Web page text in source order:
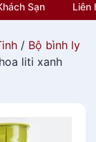
Sạn Liên
/ Bộ bình ly
liti xanh